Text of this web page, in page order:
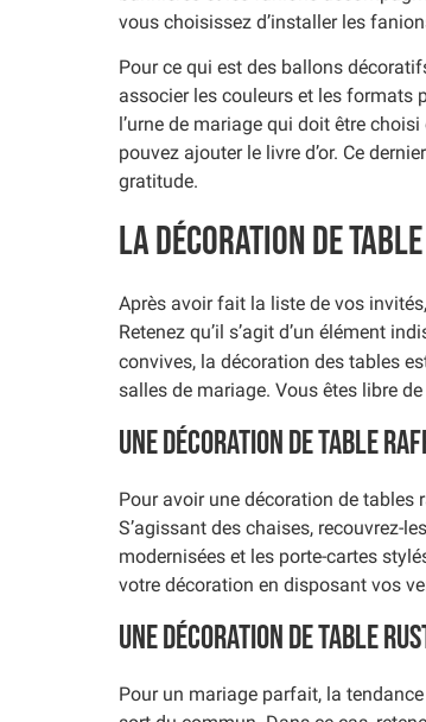
vous choisissez d’installer les
Pour ce qui est des ballons
associer les couleurs et les formats
l’urne de mariage qui doit être
pouvez ajouter le livre d’or. Ce
gratitude.
La décoration de
Après avoir fait la liste de vos
Retenez qu’il s’agit d’un élément
convives, la décoration des tables
salles de mariage. Vous êtes libre
Une décoration de table
Pour avoir une décoration de tables
S’agissant des chaises, recouvrez-
modernisées et les porte-cartes
votre décoration en disposant vos
Une décoration de table
Pour un mariage parfait, la